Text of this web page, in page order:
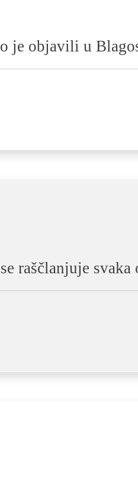
je objavili u
raščlanjuje svaka